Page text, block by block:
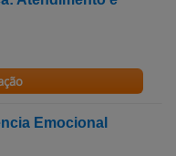
Emocional